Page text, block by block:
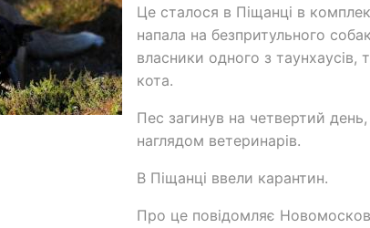
Це сталося в Піщанці в
напала на безпритульного
власники одного з таунхаусів,
кота.
Пес загинув на четвертий день,
наглядом ветеринарів.
В Піщанці ввели карантин.
Про це повідомляє